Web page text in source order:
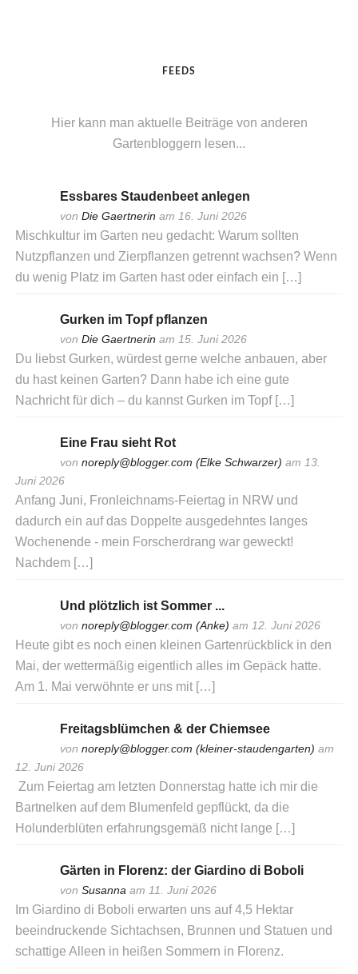
FEEDS
Hier kann man aktuelle Beiträge von anderen
Gartenbloggern lesen...
Essbares Staudenbeet anlegen
vonDie Gaertnerin am 16. Juni 2026
Mischkultur im Garten neu gedacht: Warum sollten
Nutzpflanzen und Zierpflanzen getrennt wachsen? Wenn
du wenig Platz im Garten hast oder einfach ein […]
Gurken im Topf pflanzen
vonDie Gaertnerin am 15. Juni 2026
Du liebst Gurken, würdest gerne welche anbauen, aber
du hast keinen Garten? Dann habe ich eine gute
Nachricht für dich – du kannst Gurken im Topf […]
Eine Frau sieht Rot
vonnoreply@blogger.com (Elke Schwarzer) am 13.
Juni 2026
Anfang Juni, Fronleichnams-Feiertag in NRW und
dadurch ein auf das Doppelte ausgedehntes langes
Wochenende - mein Forscherdrang war geweckt!
Nachdem […]
Und plötzlich ist Sommer ...
vonnoreply@blogger.com (Anke) am 12. Juni 2026
Heute gibt es noch einen kleinen Gartenrückblick in den
Mai, der wettermäßig eigentlich alles im Gepäck hatte.
Am 1. Mai verwöhnte er uns mit […]
Freitagsblümchen & der Chiemsee
vonnoreply@blogger.com (kleiner-staudengarten) am
12. Juni 2026
Zum Feiertag am letzten Donnerstag hatte ich mir die
Bartnelken auf dem Blumenfeld gepflückt, da die
Holunderblüten erfahrungsgemäß nicht lange […]
Gärten in Florenz: der Giardino di Boboli
vonSusanna am 11. Juni 2026
Im Giardino di Boboli erwarten uns auf 4,5 Hektar
beeindruckende Sichtachsen, Brunnen und Statuen und
schattige Alleen in heißen Sommern in Florenz.